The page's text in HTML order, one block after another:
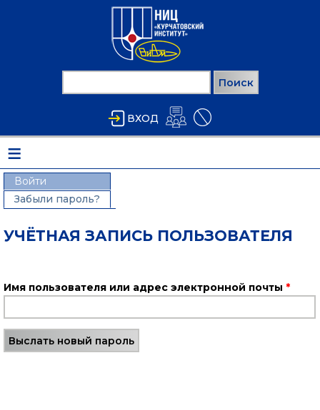
Перейти к основному содержанию
ВХОД
≡
ГЛАВНЫЕ ВКЛАДКИ
Войти
Забыли пароль?
УЧЁТНАЯ ЗАПИСЬ ПОЛЬЗОВАТЕЛЯ
Имя пользователя или адрес электронной почты *